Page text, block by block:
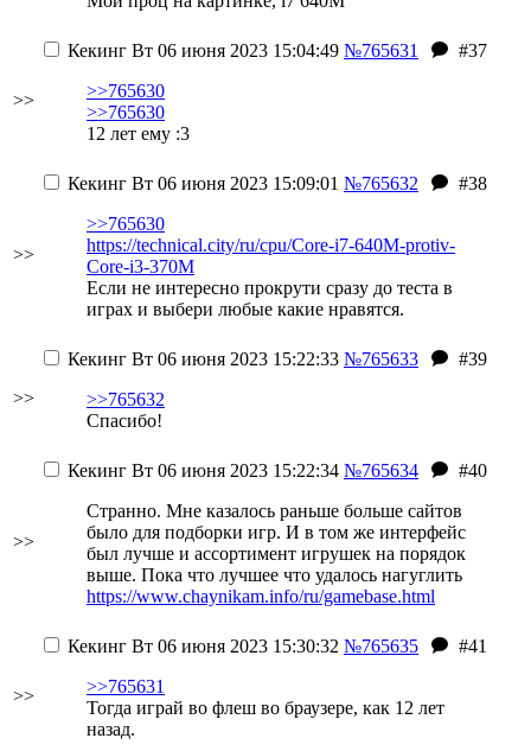
>>
Кекинг Вт 06 июня 2023 15:04:49 №765631
#37
>>765630
>>765630
12 лет ему :3
>>
Кекинг Вт 06 июня 2023 15:09:01 №765632
#38
>>765630
https://technical.city/ru/cpu/Core-i7-640M-protiv-
Core-i3-370M
Если не интересно прокрути сразу до теста в
играх и выбери любые какие нравятся.
>>
Кекинг Вт 06 июня 2023 15:22:33 №765633
#39
>>765632
Спасибо!
>>
Кекинг Вт 06 июня 2023 15:22:34 №765634
#40
Странно. Мне казалось раньше больше сайтов
было для подборки игр. И в том же интерфейс
был лучше и ассортимент игрушек на порядок
выше. Пока что лучшее что удалось нагуглить
https://www.chaynikam.info/ru/gamebase.html
>>
Кекинг Вт 06 июня 2023 15:30:32 №765635
#41
>>765631
Тогда играй во флеш во браузере, как 12 лет
назад.